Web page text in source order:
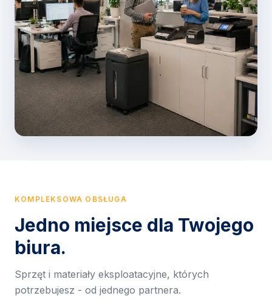
KOMPLEKSOWA OBSŁUGA
Jedno miejsce dla Twojego
biura.
Sprzęt i materiały eksploatacyjne, których
potrzebujesz - od jednego partnera.